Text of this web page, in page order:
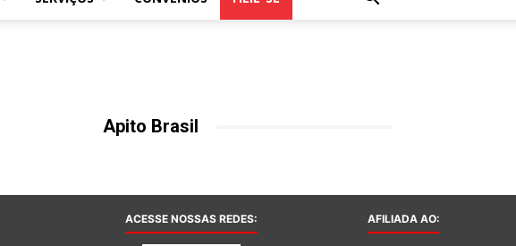
Apito Brasil
ACESSE NOSSAS REDES: AFILIADA AO: